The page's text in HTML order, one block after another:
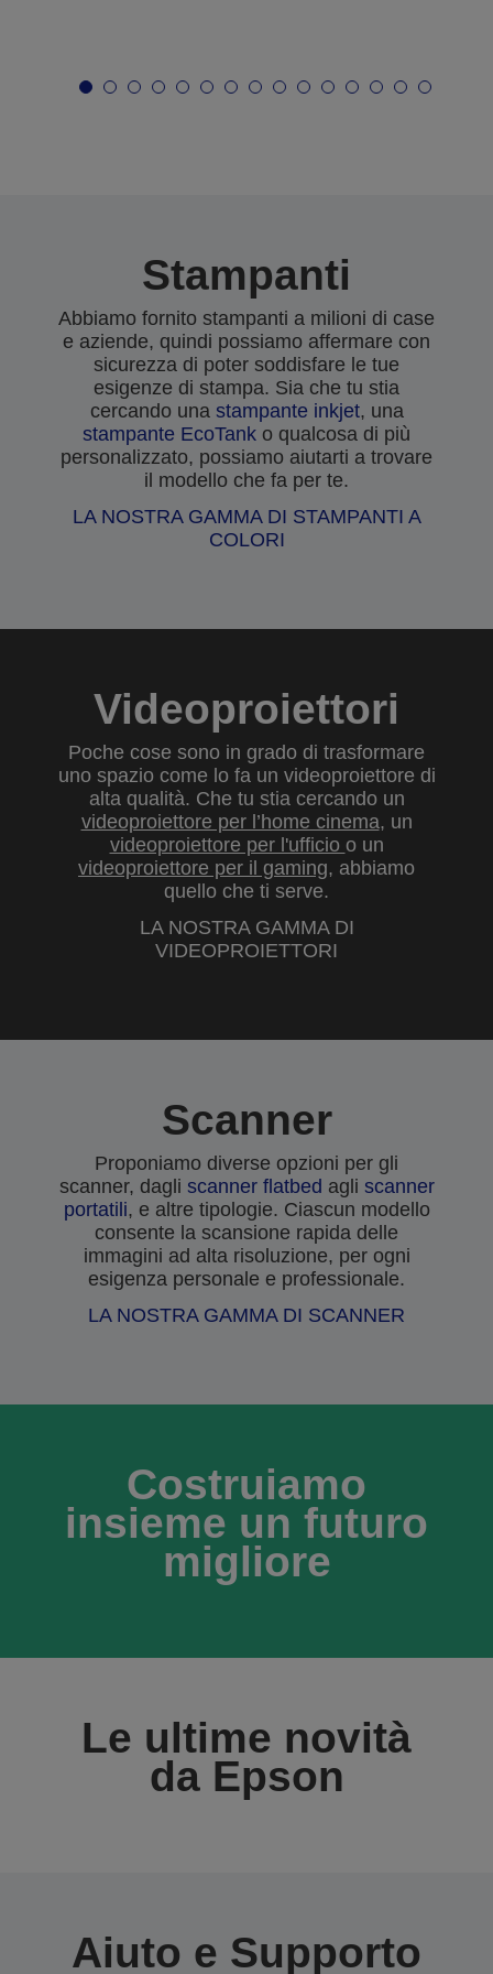
Stampanti
Abbiamo fornito stampanti a milioni di case
e aziende, quindi possiamo affermare con
sicurezza di poter soddisfare le tue
esigenze di stampa. Sia che tu stia
cercando una stampante inkjet, una
stampante EcoTank o qualcosa di più
personalizzato, possiamo aiutarti a trovare
il modello che fa per te.
LA NOSTRA GAMMA DI STAMPANTI A
COLORI
Videoproiettori
Poche cose sono in grado di trasformare
uno spazio come lo fa un videoproiettore di
alta qualità. Che tu stia cercando un
videoproiettore per l’home cinema, un
videoproiettore per l'ufficio o un
videoproiettore per il gaming, abbiamo
quello che ti serve.
LA NOSTRA GAMMA DI
VIDEOPROIETTORI
Scanner
Proponiamo diverse opzioni per gli
scanner, dagli scanner flatbed agli scanner
portatili, e altre tipologie. Ciascun modello
consente la scansione rapida delle
immagini ad alta risoluzione, per ogni
esigenza personale e professionale.
LA NOSTRA GAMMA DI SCANNER
Costruiamo
insieme un futuro
migliore
Le ultime novità
da Epson
Aiuto e Supporto